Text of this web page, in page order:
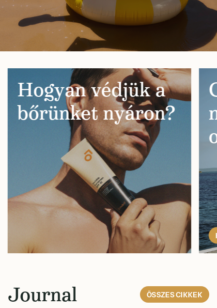
Hogyan védjük a
bőrünket nyáron?
Journal ÖSSZESCIKKEK